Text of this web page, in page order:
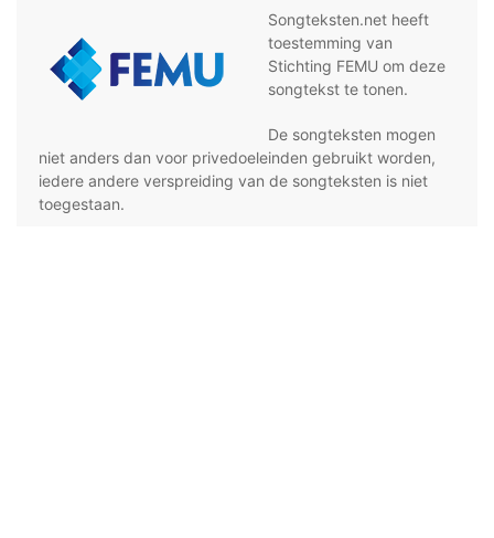
Songteksten.net heeft
toestemming van
Stichting FEMU om deze
songtekst te tonen.
De songteksten mogen
niet anders dan voor privedoeleinden gebruikt worden,
iedere andere verspreiding van de songteksten is niet
toegestaan.